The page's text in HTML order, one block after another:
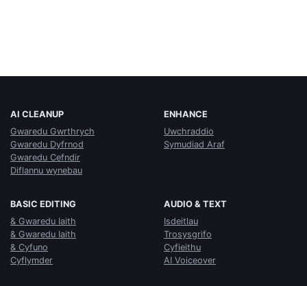
AI CLEANUP
Gwaredu Gwrthrych
Gwaredu Dyfrnod
Gwaredu Cefndir
Diflannu wynebau
ENHANCE
Uwchraddio
Symudiad Araf
BASIC EDITING
& Gwaredu Iaith
& Gwaredu Iaith
& Cyfuno
Cyflymder
AUDIO & TEXT
Isdeitlau
Trosysgrifo
Cyfieithu
AI Voiceover